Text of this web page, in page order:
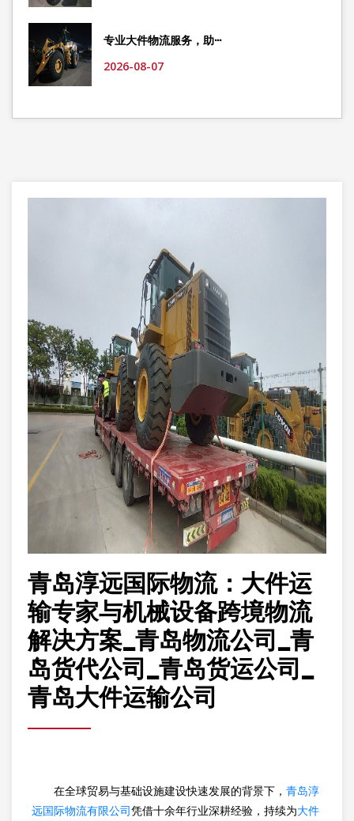
专业大件物流服务，助···
2026-08-07
青岛淳远国际物流：大件运
输专家与机械设备跨境物流
解决方案_青岛物流公司_青
岛货代公司_青岛货运公司_
青岛大件运输公司
在全球贸易与基础设施建设快速发展的背景下， 青岛淳
远国际物流有限公司凭借十余年行业深耕经验，持续为大件